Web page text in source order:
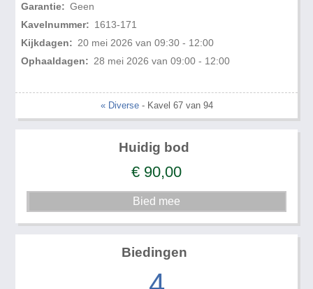
Garantie: Geen
Kavelnummer: 1613-171
Kijkdagen: 20 mei 2026 van 09:30 - 12:00
Ophaaldagen: 28 mei 2026 van 09:00 - 12:00
« Diverse- Kavel 67 van 94
Huidig bod
€ 90,00
Biedingen